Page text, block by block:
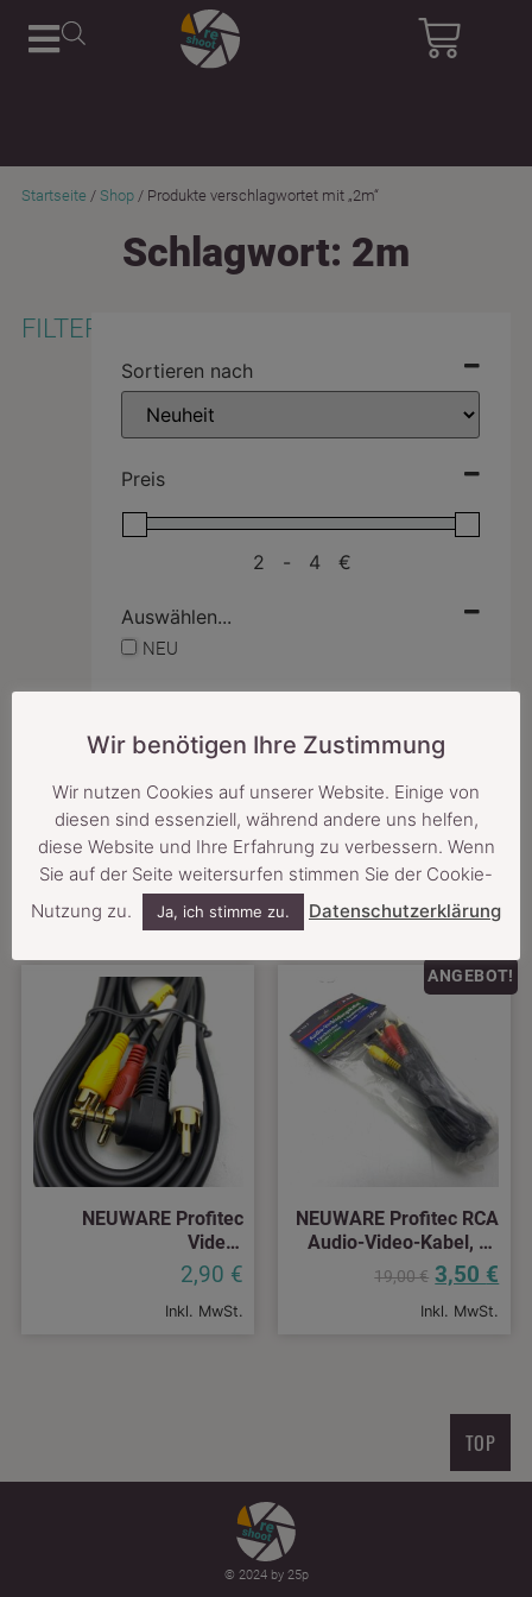
Startseite / Shop/ Produkte verschlagwortet mit „2m“
Schlagwort: 2m
FILTER
Sortieren nach
Preis
- €
Auswählen...
NEU
FILTER RESET
SCHLAGWORT: 2M
NEUWARE Profitec
Video-
Verbindungskabel
Video-Audio L+R Kabel,
3x Cinch-Stecker auf
2,90 €
Inkl. MwSt.
ANGEBOT!
NEUWARE Profitec RCA
Audio-Video-Kabel, 3x
Cinch-Stecker, 2 m VA
122 2
19,00€ 3,50 €
Inkl. MwSt.
TOP
© 2024 by 25p
Wir benötigen Ihre Zustimmung
Wir nutzen Cookies auf unserer Website. Einige von
diesen sind essenziell, während andere uns helfen,
diese Website und Ihre Erfahrung zu verbessern. Wenn
Sie auf der Seite weitersurfen stimmen Sie der Cookie-
Nutzung zu.
Ja, ich stimme zu. Datenschutzerklärung